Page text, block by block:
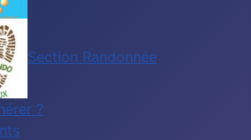
Section Randonnée
?